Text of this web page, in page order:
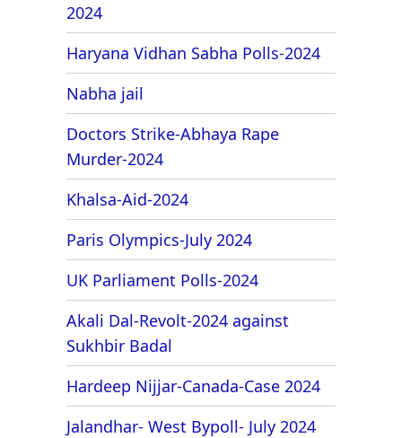
2024
Haryana Vidhan Sabha Polls-2024
Nabha jail
Doctors Strike-Abhaya Rape
Murder-2024
Khalsa-Aid-2024
Paris Olympics-July 2024
UK Parliament Polls-2024
Akali Dal-Revolt-2024 against
Sukhbir Badal
Hardeep Nijjar-Canada-Case 2024
Jalandhar- West Bypoll- July 2024